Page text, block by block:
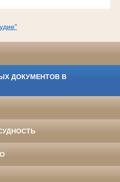
ДОКУМЕНТОВ В